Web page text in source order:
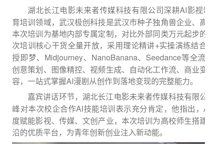
湖北长江电影未来者传媒科技有限公司深耕AI影视制
育培训领域， 武汉极创科技是武汉市种子独角兽企业、高
本次培训为基地内部专属定制，对比外部同类万元起步的
次培训核心干货全量开放，采用理论精讲+实操演练结合模
授即梦、 Midjourney、NanoBanana、Seedance等全流
创意策划、图像精控、视频生成、自动化工作流、商业变
容，一站式掌握AI漫剧从创作到落地变现的完整能力。
嘉宾讲话环节， 湖北长江电影未来者传媒科技有限公
峰对本次校企合作AI技能培训表示充分肯定，他指出，
度赋能影视、传媒、文创产业，本次培训为高校师生搭建
沿的优质平台，为青年创新创业注入新动能。